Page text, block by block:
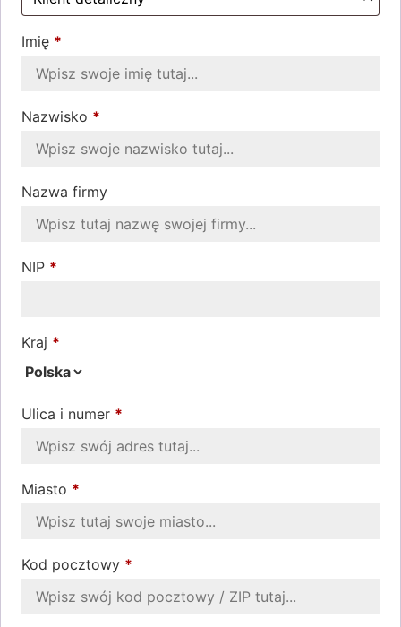
Imię *
Nazwisko *
Nazwa firmy
NIP *
Kraj *
Ulica i numer *
Miasto *
Kod pocztowy *